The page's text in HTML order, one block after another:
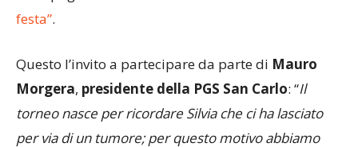
15:00. Maggiori dettagli sono disponibili anche
festa”.
Questo l’invito a partecipare da parte diMauro
Morgera ,presidente della PGS San Carlo: “Il